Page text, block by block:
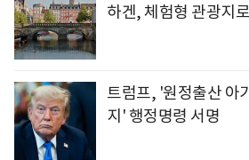
하겐, 체험형 관광지
트럼프, '원정출산 아
지' 행정명령 서명